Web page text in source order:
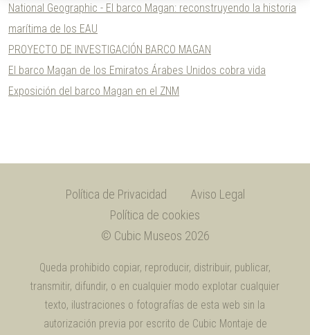
National Geographic - El barco Magan: reconstruyendo la historia
marítima de los EAU
PROYECTO DE INVESTIGACIÓN BARCO MAGAN
El barco Magan de los Emiratos Árabes Unidos cobra vida
Exposición del barco Magan en el ZNM
Política de Privacidad
Aviso Legal
Política de cookies
© Cubic Museos 2026
Queda prohibido copiar, reproducir, distribuir, publicar,
transmitir, difundir, o en cualquier modo explotar cualquier
texto, ilustraciones o fotografías de esta web sin la
autorización previa por escrito de Cubic Montaje de